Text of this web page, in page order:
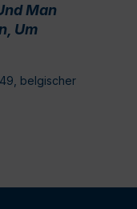
Man
Um
belgischer